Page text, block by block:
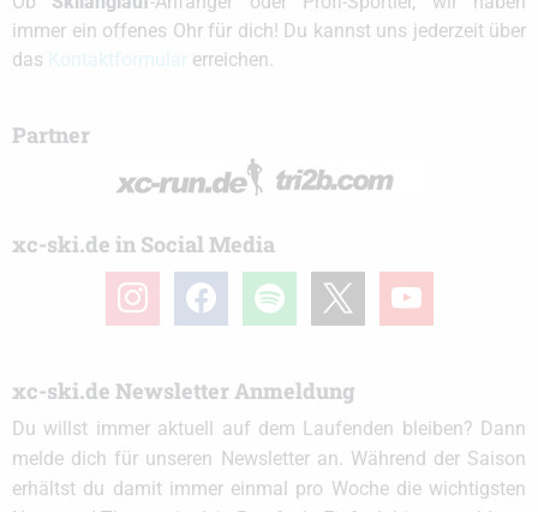
immer ein offenes Ohr für dich! Du kannst uns jederzeit über
das
erreichen.
Partner
xc-ski.de in Social Media
instagramfacebook spotify youtube
xc-ski.de Newsletter Anmeldung
Du willst immer aktuell auf dem Laufenden bleiben? Dann
melde dich für unseren Newsletter an. Während der Saison
erhältst du damit immer einmal pro Woche die wichtigsten